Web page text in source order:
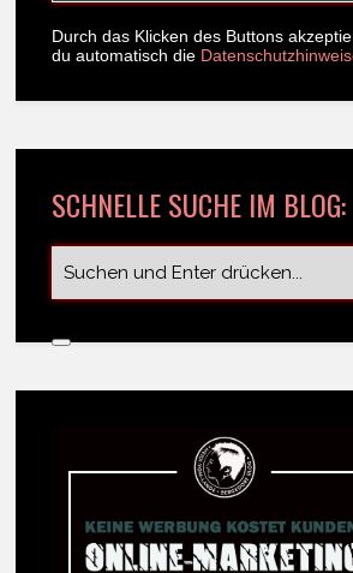
Durch das Klicken des Buttons
du automatisch die
SCHNELLE SUCHE IM BLOG: